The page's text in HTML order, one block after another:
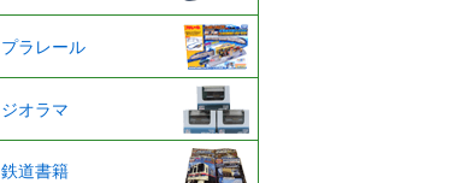
プラレール
ジオラマ
鉄道書籍